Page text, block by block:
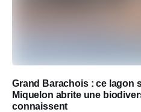
Grand Barachois : ce lagon
Miquelon abrite une
connaissent